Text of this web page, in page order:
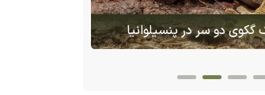
غول‌پیکر به یک سوپرمارکت در